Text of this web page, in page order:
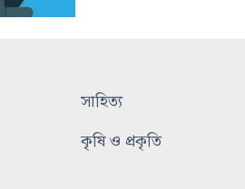
সাহিত্য
কৃষি ও প্রকৃতি